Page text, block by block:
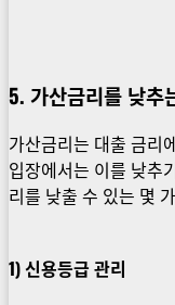
5. 가산금리를 낮추
가산금리는 대출 금리
입장에서는 이를 낮추
리를 낮출 수 있는 몇
1)신용등급 관리